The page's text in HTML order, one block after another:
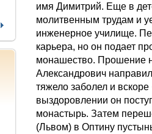
имя Димитрий. Еще в
молитвенным трудам и
инженерное училище.
карьера, но он подает
монашество. Прошение
Александрович
тяжело заболел и
выздоровлении он
монастырь. Затем
(Львом) в Оптину